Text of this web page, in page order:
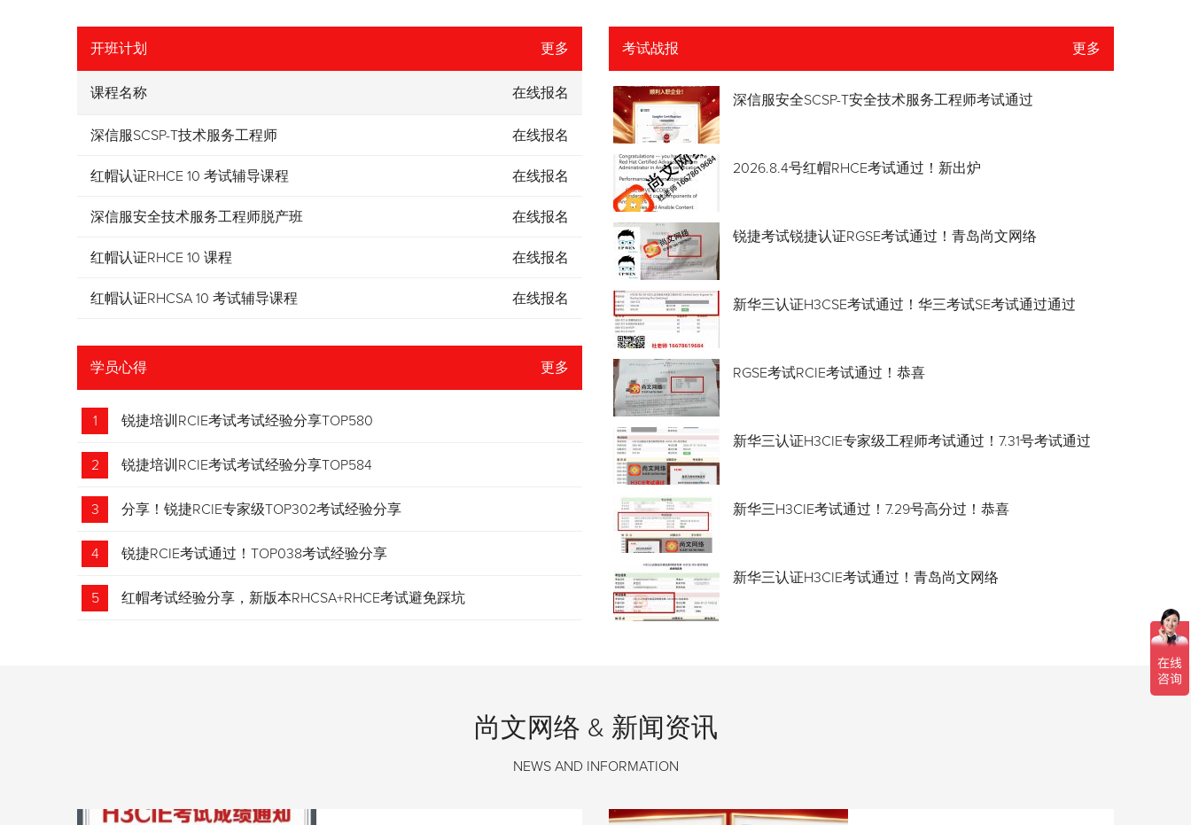
开班计划 更多
课程名称 在线报名
深信服SCSP-T技术服务工程师 在线报名
红帽认证RHCE 10 考试辅导课程 在线报名
深信服安全技术服务工程师脱产班 在线报名
红帽认证RHCE 10 课程 在线报名
红帽认证RHCSA 10 考试辅导课程 在线报名
学员心得 更多
1 锐捷培训RCIE考试考试经验分享TOP580
2 锐捷培训RCIE考试考试经验分享TOP584
3 分享！锐捷RCIE专家级TOP302考试经验分享
4 锐捷RCIE考试通过！TOP038考试经验分享
5 红帽考试经验分享，新版本RHCSA+RHCE考试避免踩坑
考试战报 更多
深信服安全SCSP-T安全技术服务工程师考试通过
2026.8.4号红帽RHCE考试通过！新出炉
锐捷考试锐捷认证RGSE考试通过！青岛尚文网络
新华三认证H3CSE考试通过！华三考试SE考试通过通过
RGSE考试RCIE考试通过！恭喜
新华三认证H3CIE专家级工程师考试通过！7.31号考试通过
新华三H3CIE考试通过！7.29号高分过！恭喜
新华三认证H3CIE考试通过！青岛尚文网络
尚文网络 & 新闻资讯
NEWS AND INFORMATION